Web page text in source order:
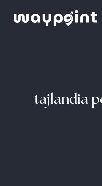
tajlandia